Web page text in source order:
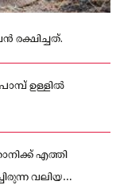
രക്ഷിച്ചത്.
ഉള്ളിൽ
എത്തി
വലിയ